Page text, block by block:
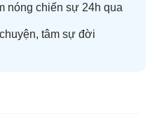
nóng chiến sự 24h qua
tâm sự đời